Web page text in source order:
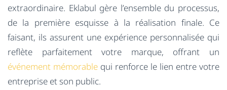
extraordinaire. Eklabul gère l’ensemble du processus,
de la première esquisse à la réalisation finale. Ce
faisant, ils assurent une expérience personnalisée qui
reflète parfaitement votre marque, offrant un
événement mémorable qui renforce le lien entre votre
entreprise et son public.